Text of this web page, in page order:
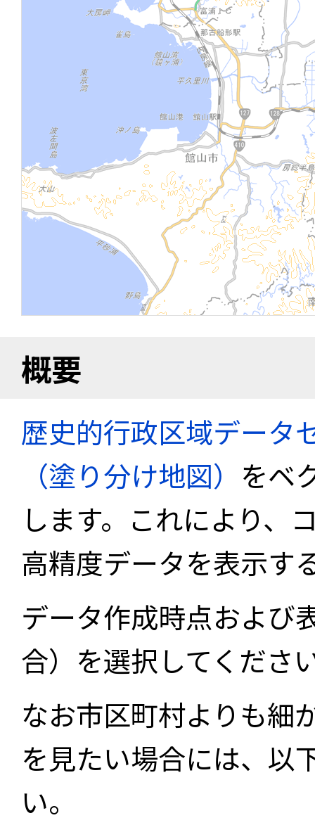
概要
歴史的行政区域データ
（塗り分け地図） をベ
します。これにより、
高精度データを表示す
データ作成時点および
合）を選択してくださ
なお市区町村よりも細
を見たい場合には、以
い。